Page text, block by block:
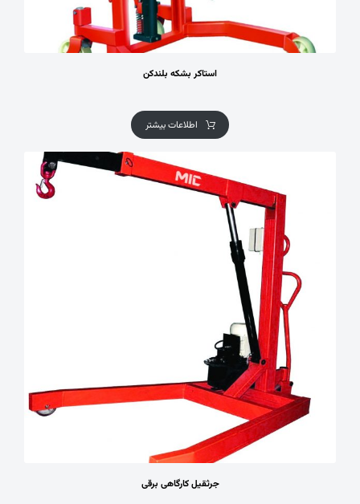
استاکر بشکه بلندکن
اطلاعات بیشتر
جرثقیل کارگاهی برقی